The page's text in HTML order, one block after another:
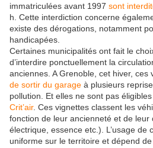
immatriculées avant 1997 sont
h. Cette interdiction concerne
existe des dérogations, notamment
handicapées.
Certaines municipalités ont fait le
d’interdire ponctuellement la
anciennes. A Grenoble, cet hiver, ces
de sortir du garage à plusieurs
pollution. Et elles ne sont pas
Crit’air. Ces vignettes classent les
fonction de leur ancienneté et de leur
électrique, essence etc.). L’usage de
uniforme sur le territoire et dépend de